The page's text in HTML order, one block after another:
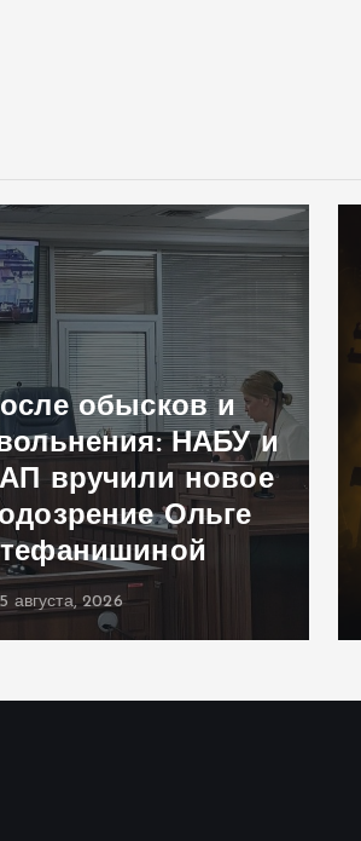
обысков и
НАБУ и
вручили новое
Ольге
5 августа, 2026